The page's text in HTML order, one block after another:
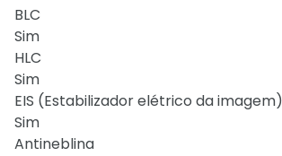
BLC
Sim
HLC
Sim
EIS (Estabilizador elétrico da imagem)
Sim
Antineblina